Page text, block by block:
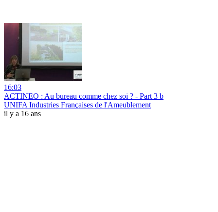
16:03
ACTINEO : Au bureau comme chez soi ? - Part 3 b
UNIFA Industries Françaises de l'Ameublement
il y a 16 ans